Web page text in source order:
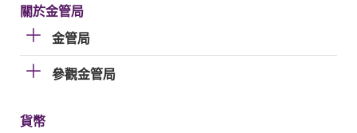
關於金管局
金管局
參觀金管局
貨幣